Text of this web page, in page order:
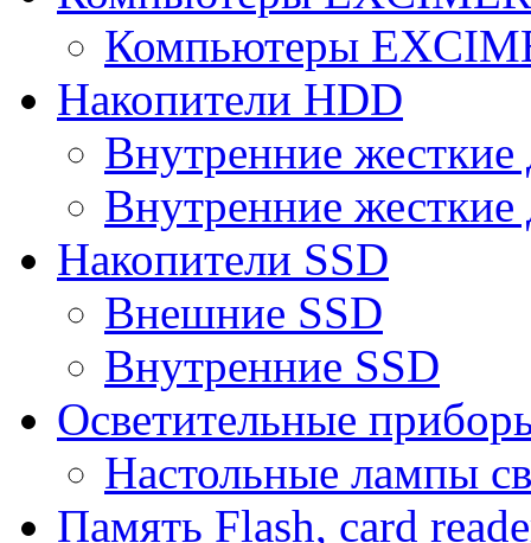
Компьютеры
Накопители HDD
Внутренние
Внутренние
Накопители SSD
Внешние SSD
Внутренние SSD
Осветительные
Настольные лампы
Память Flash, card